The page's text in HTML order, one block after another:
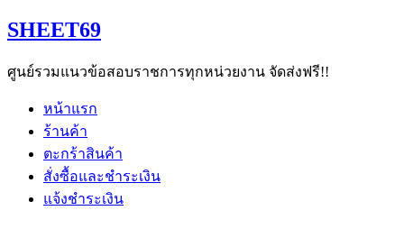
Skip
to
SHEET69
ศูนย์รวมแนวข้อสอบราชการทุกหน่วยงาน จัดส่งฟรี!!
หน้าแรก
ร้านค้า
ตะกร้าสินค้า
สั่งซื้อและชำระเงิน
แจ้งชำระเงิน